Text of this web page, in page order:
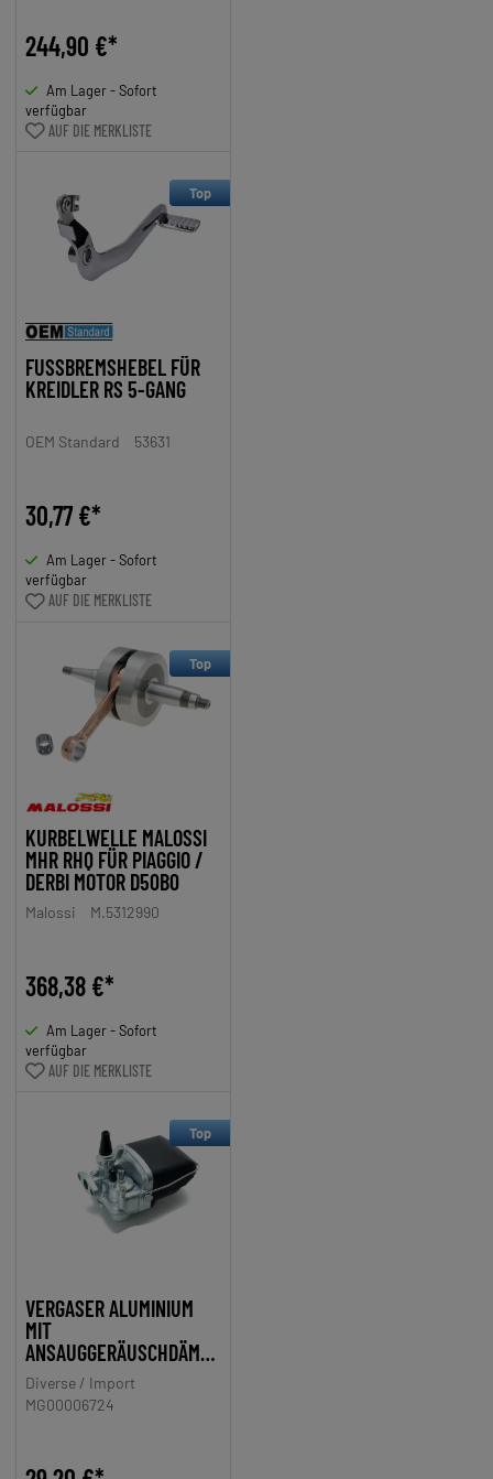
244,90 €*
Am Lager - Sofort
verfügbar
AUF DIE MERKLISTE
Top
FUSSBREMSHEBEL FÜR
KREIDLER RS 5-GANG
OEM Standard 53631
30,77 €*
Am Lager - Sofort
verfügbar
AUF DIE MERKLISTE
Top
KURBELWELLE MALOSSI
MHR RHQ FÜR PIAGGIO /
DERBI MOTOR D50B0
Malossi M.5312990
368,38 €*
Am Lager - Sofort
verfügbar
AUF DIE MERKLISTE
Top
VERGASER ALUMINIUM
MIT
ANSAUGGERÄUSCHDÄMPF
ER FÜR HERCULES,
MIELE, DKW, KTM
Diverse / Import
MG00006724